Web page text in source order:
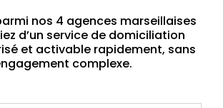
nos 4 agences marseillaises
d’un service de domiciliation
et activable rapidement, sans
complexe.